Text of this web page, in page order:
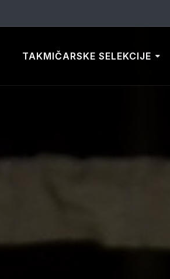
TAKMIČARSKE SELEKCIJE